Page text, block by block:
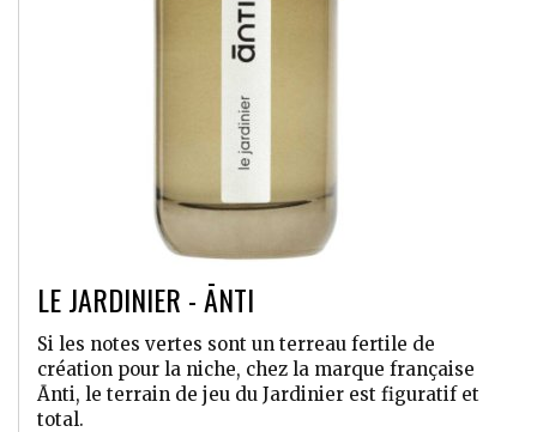
LE JARDINIER - ĀNTI
Si les notes vertes sont un terreau fertile de
création pour la niche, chez la marque française
Ānti, le terrain de jeu du Jardinier est figuratif et
total.